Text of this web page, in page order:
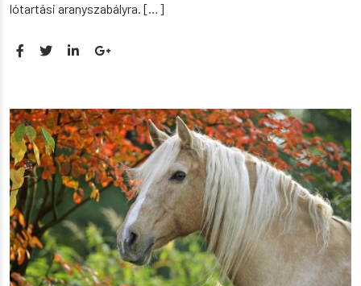
lótartási aranyszabályra. […]